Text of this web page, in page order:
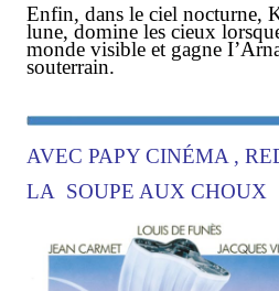
Enfin, dans le ciel nocturne,
lune, domine les cieux
monde visible et gagne
souterrain.
AVEC PAPY CINÉMA ,
LA SOUPE AUX CHOUX